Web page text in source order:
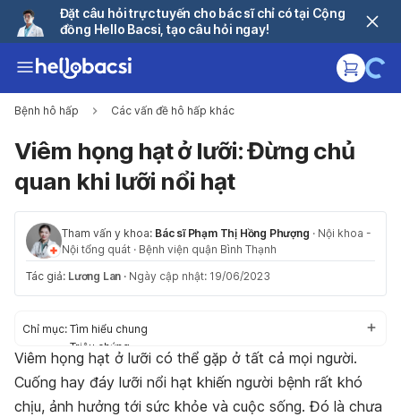
Đặt câu hỏi trực tuyến cho bác sĩ chỉ có tại Cộng
đồng Hello Bacsi, tạo câu hỏi ngay!
Bệnh hô hấp Các vấn đề hô hấp khác
Viêm họng hạt ở lưỡi: Đừng chủ
quan khi lưỡi nổi hạt
Tham vấn y khoa: Bác sĩ Phạm Thị Hồng Phượng · Nội khoa -
Nội tổng quát · Bệnh viện quận Bình Thạnh
Tác giả: Lương Lan · Ngày cập nhật: 19/06/2023
Chỉ mục: Tìm hiểu chung
Triệu chứng
Nguyên nhân
Chẩn đoán và điều trị
Phòng ngừa
Viêm họng hạt ở lưỡi có thể gặp ở tất cả mọi người.
Cuống hay đáy lưỡi nổi hạt khiến người bệnh rất khó
chịu, ảnh hưởng tới sức khỏe và cuộc sống. Đó là chưa